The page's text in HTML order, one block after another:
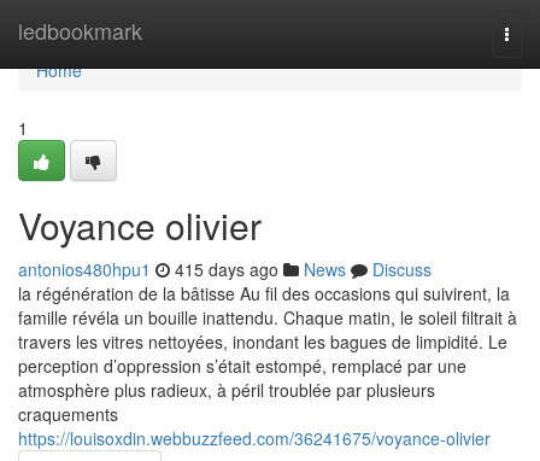
ledbookmark
Home
Home
1
Voyance olivier
antonios480hpu1 415 days ago News
Discuss
la régénération de la bâtisse Au fil des occasions qui suivirent, la
famille révéla un bouille inattendu. Chaque matin, le soleil filtrait à
travers les vitres nettoyées, inondant les bagues de limpidité. Le
perception d’oppression s’était estompé, remplacé par une
atmosphère plus radieux, à péril troublée par plusieurs
craquements
https://louisoxdin.webbuzzfeed.com/36241675/voyance-olivier